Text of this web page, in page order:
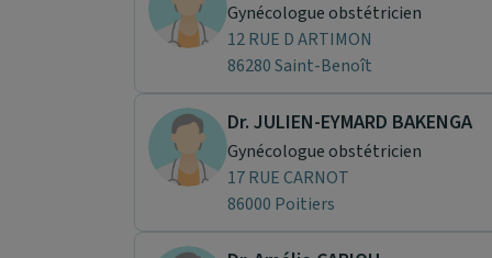
Gynécologue obstétricien
12 RUE D ARTIMON
86280 Saint-Benoît
Dr. JULIEN-EYMARD BAKENGA
Gynécologue obstétricien
17 RUE CARNOT
86000 Poitiers